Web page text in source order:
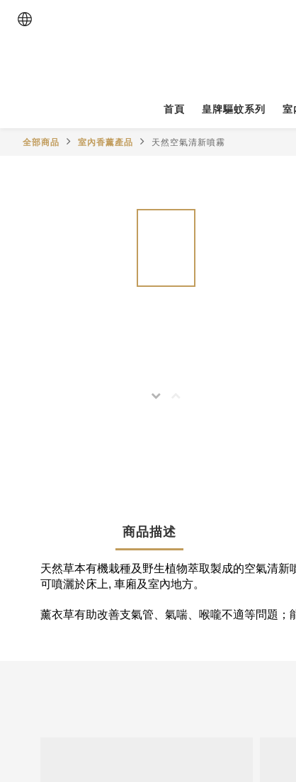
首頁 皇牌驅蚊系列 室
全部商品 室內香薰產品 天然空氣清新噴霧
商品描述
天然草本有機栽種及野生植物萃取製成的空氣清新
可噴灑於床上, 車廂及室內地方。
薰衣草有助改善支氣管、氣喘、喉嚨不適等問題；